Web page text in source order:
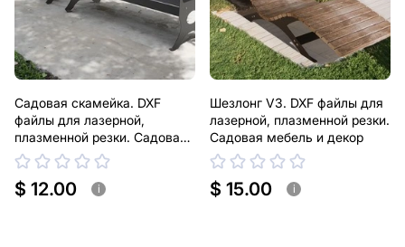
Садовая скамейка. DXF
файлы для лазерной,
плазменной резки. Садовая
мебель и декор
$ 12.00 i
Шезлонг V3. DXF файлы для
лазерной, плазменной резки.
Садовая мебель и декор
$ 15.00 i